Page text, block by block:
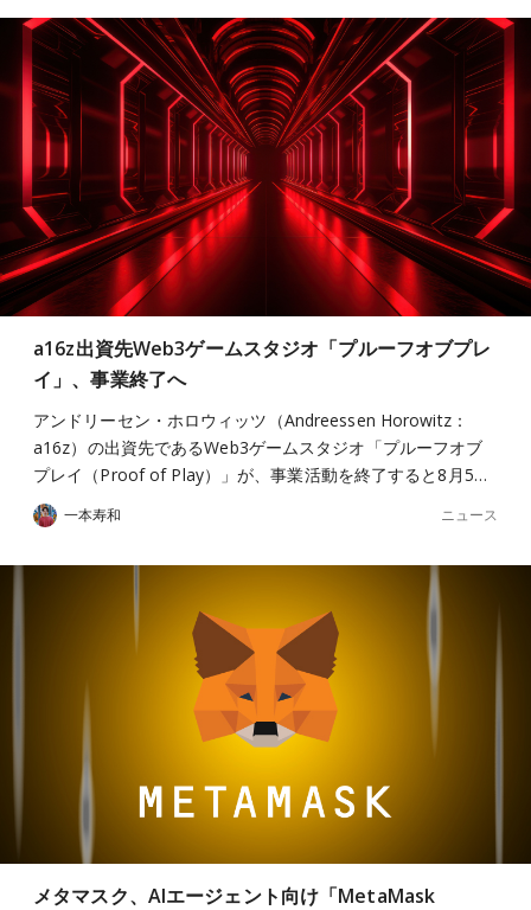
a16z出資先Web3ゲームスタジオ「プルーフオブプレ
イ」、事業終了へ
アンドリーセン・ホロウィッツ（Andreessen Horowitz：
a16z）の出資先であるWeb3ゲームスタジオ「プルーフオブ
プレイ（Proof of Play）」が、事業活動を終了すると8月5…
一本寿和 ニュース
メタマスク、AIエージェント向け「MetaMask